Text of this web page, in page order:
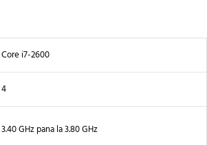
Core i7-2600
4
3.40 GHz pana la 3.80 GHz